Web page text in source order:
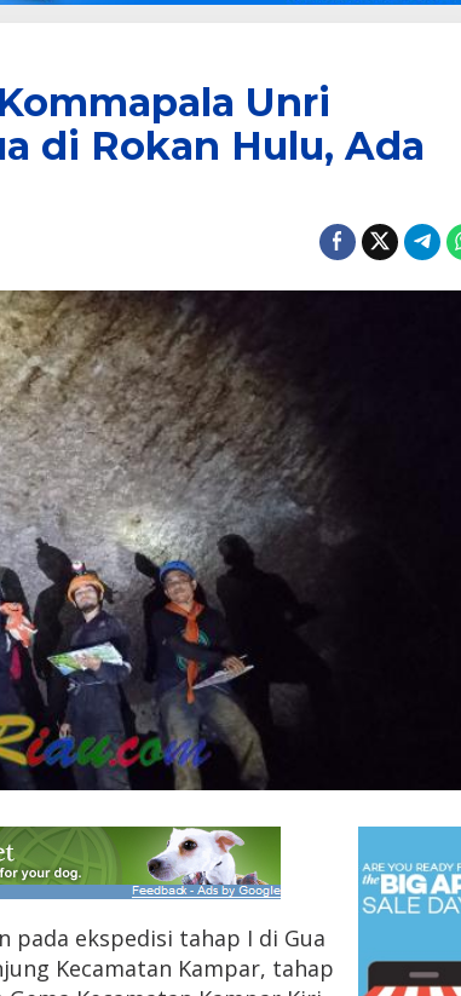
Unri
di Rokan Hulu, Ada
pada ekspedisi tahap I di Gua
Kecamatan Kampar, tahap